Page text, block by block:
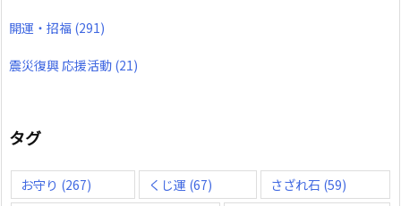
開運・招福 (291)
震災復興 応援活動 (21)
タグ
お守り (267) くじ運 (67) さざれ石 (59)